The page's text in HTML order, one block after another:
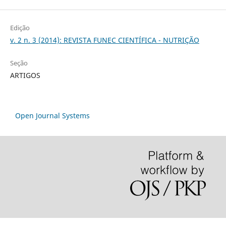
Edição
v. 2 n. 3 (2014): REVISTA FUNEC CIENTÍFICA - NUTRIÇÃO
Seção
ARTIGOS
Open Journal Systems